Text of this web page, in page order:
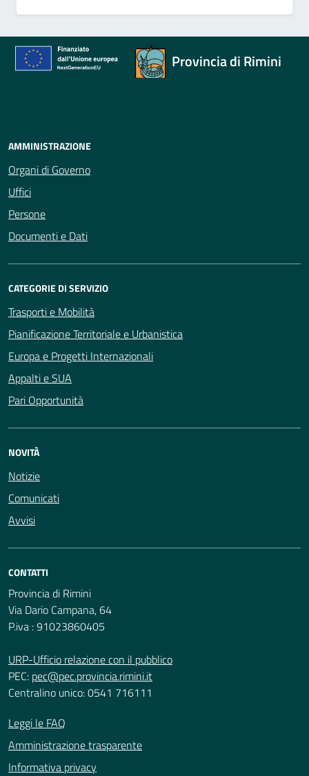
Provincia di Rimini
AMMINISTRAZIONE
Organi di Governo
Uffici
Persone
Documenti e Dati
CATEGORIE DI SERVIZIO
Trasporti e Mobilità
Pianificazione Territoriale e Urbanistica
Europa e Progetti Internazionali
Appalti e SUA
Pari Opportunità
NOVITÀ
Notizie
Comunicati
Avvisi
CONTATTI
Provincia di Rimini
Via Dario Campana, 64
P.iva : 91023860405
URP-Ufficio relazione con il pubblico
PEC: pec@pec.provincia.rimini.it
Centralino unico: 0541 716111
Leggi le FAQ
Amministrazione trasparente
Informativa privacy